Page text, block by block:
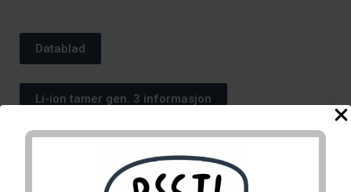
Datablad
Li-ion tamer gen. 3 informasjon